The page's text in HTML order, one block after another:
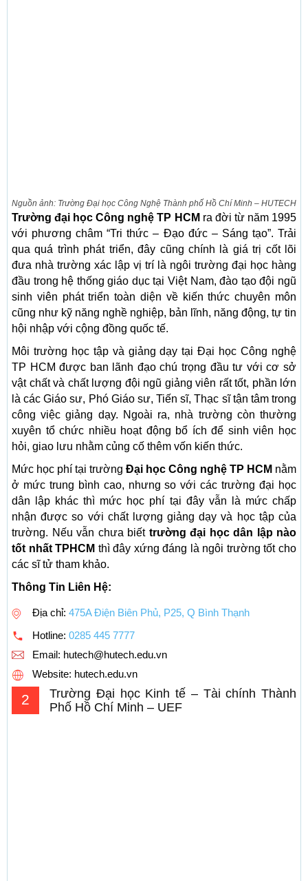
Nguồn ảnh: Trường Đại học Công Nghệ Thành phố Hồ Chí Minh – HUTECH
Trường đại học Công nghệ TP HCM ra đời từ năm 1995
với phương châm “Tri thức – Đạo đức – Sáng tạo”. Trải
qua quá trình phát triển, đây cũng chính là giá trị cốt lõi
đưa nhà trường xác lập vị trí là ngôi trường đại học hàng
đầu trong hệ thống giáo dục tại Việt Nam, đào tạo đội ngũ
sinh viên phát triển toàn diện về kiến thức chuyên môn
cũng như kỹ năng nghề nghiệp, bản lĩnh, năng động, tự tin
hội nhập với cộng đồng quốc tế.
Môi trường học tập và giảng dạy tại Đại học Công nghệ
TP HCM được ban lãnh đạo chú trọng đầu tư với cơ sở
vật chất và chất lượng đội ngũ giảng viên rất tốt, phần lớn
là các Giáo sư, Phó Giáo sư, Tiến sĩ, Thạc sĩ tận tâm trong
công việc giảng dạy. Ngoài ra, nhà trường còn thường
xuyên tổ chức nhiều hoạt động bổ ích để sinh viên học
hỏi, giao lưu nhằm củng cố thêm vốn kiến thức.
Mức học phí tại trường Đại học Công nghệ TP HCM nằm
ở mức trung bình cao, nhưng so với các trường đại học
dân lập khác thì mức học phí tại đây vẫn là mức chấp
nhận được so với chất lượng giảng dạy và học tập của
trường. Nếu vẫn chưa biết trường đại học dân lập nào
tốt nhất TPHCM thì đây xứng đáng là ngôi trường tốt cho
các sĩ tử tham khảo.
Thông Tin Liên Hệ:
Địa chỉ: 475A Điện Biên Phủ, P25, Q Bình Thạnh
Hotline: 0285 445 7777
Email: hutech@hutech.edu.vn
Website: hutech.edu.vn
2
Trường Đại học Kinh tế – Tài chính Thành
Phố Hồ Chí Minh – UEF